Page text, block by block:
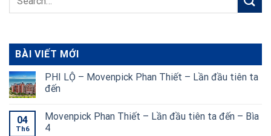
BÀI VIẾT MỚI
PHI LỘ – Movenpick Phan Thiết – Lần đầu tiên ta
đến
04
Th6
Movenpick Phan Thiết – Lần đầu tiên ta đến – Bìa
4